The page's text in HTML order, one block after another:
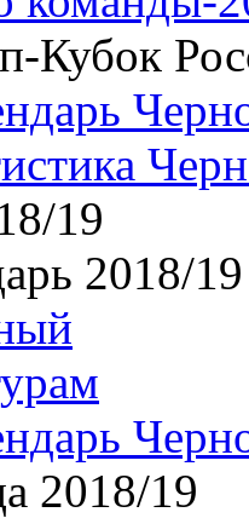
Кубок
19
2018/19
2018/19